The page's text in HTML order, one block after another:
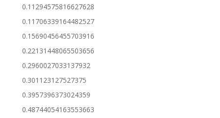
0.11294575816627628
0.11706339164482527
0.15690456455703916
0.22131448065503656
0.2960027033137932
0.301123127527375
0.3957396373024359
0.48744054163553663